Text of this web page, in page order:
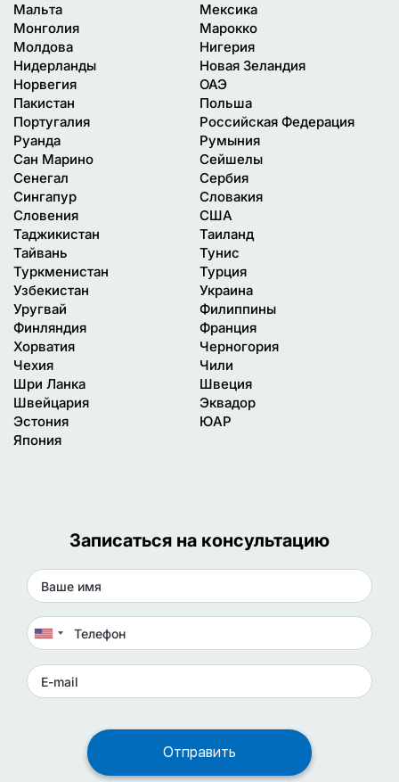
Мальта
Мексика
Монголия
Марокко
Молдова
Нигерия
Нидерланды
Новая Зеландия
Норвегия
ОАЭ
Пакистан
Польша
Португалия
Российская Федерация
Руанда
Румыния
Сан Марино
Сейшелы
Сенегал
Сербия
Сингапур
Словакия
Словения
США
Таджикистан
Таиланд
Тайвань
Тунис
Туркменистан
Турция
Узбекистан
Украина
Уругвай
Филиппины
Финляндия
Франция
Хорватия
Черногория
Чехия
Чили
Шри Ланка
Швеция
Швейцария
Эквадор
Эстония
ЮАР
Япония
Записаться на консультацию